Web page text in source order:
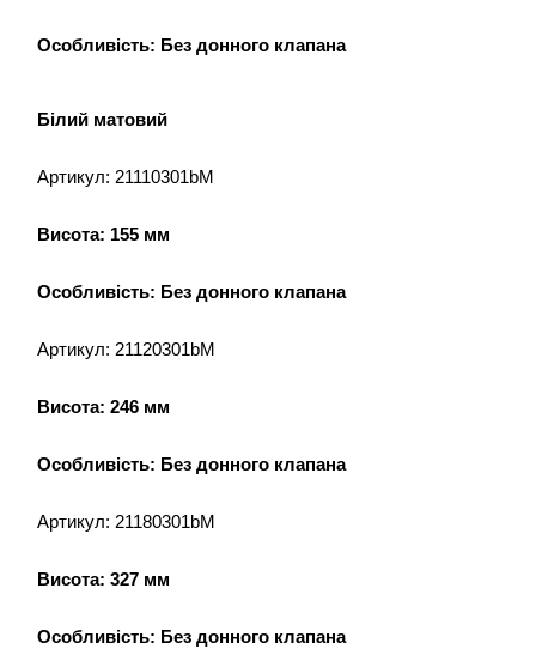
Особливість: Без донного клапана
Білий матовий
Артикул: 21110301bM
Висота: 155 мм
Особливість: Без донного клапана
Артикул: 21120301bM
Висота: 246 мм
Особливість: Без донного клапана
Артикул: 21180301bM
Висота: 327 мм
Особливість: Без донного клапана